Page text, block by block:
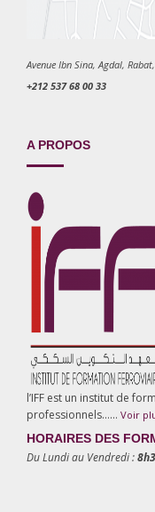
Avenue Ibn Sina, Agdal,
+212 537 68 00 33
A PROPOS
l’IFF est un institut de
professionnels…… Voir
HORAIRES DES
Du Lundi au Vendredi :